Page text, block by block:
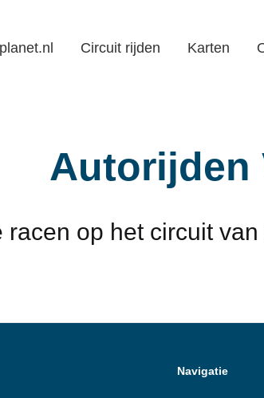
Circuit rijden Karten
Autorijden
racen op het circuit
Navigatie